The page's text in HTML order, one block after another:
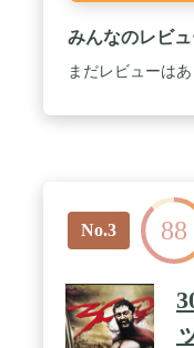
みんなのレビ
まだレビューは
No.3 88